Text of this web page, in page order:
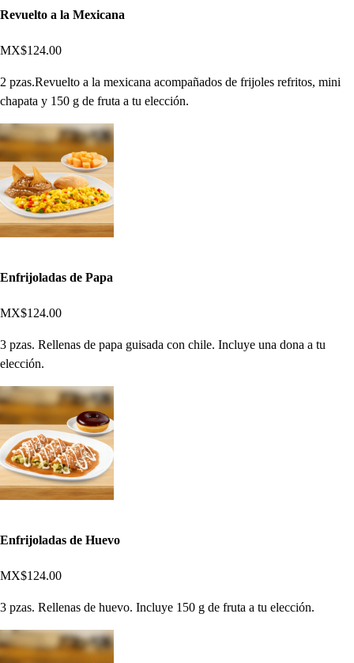
Revuelto a la Mexicana
MX$124.00
2 pzas.Revuelto a la mexicana acompañados de frijoles refritos, mini
chapata y 150 g de fruta a tu elección.
Enfrijoladas de Papa
MX$124.00
3 pzas. Rellenas de papa guisada con chile. Incluye una dona a tu
elección.
Enfrijoladas de Huevo
MX$124.00
3 pzas. Rellenas de huevo. Incluye 150 g de fruta a tu elección.